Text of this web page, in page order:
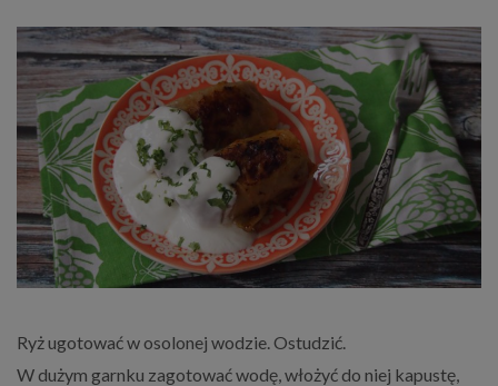
Ryż ugotować w osolonej wodzie. Ostudzić.
W dużym garnku zagotować wodę, włożyć do niej kapustę,